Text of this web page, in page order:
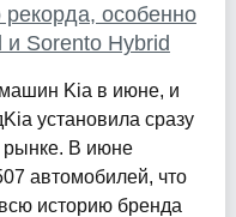
рекорда, особенно
Sorento Hybrid
Kia в июне, и
установила сразу
рынке. В июне
автомобилей, что
историю бренда